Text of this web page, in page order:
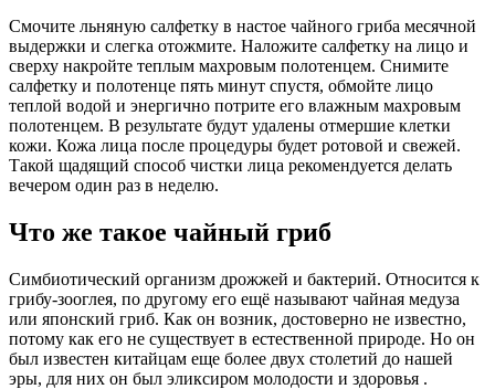
Смочите льняную салфетку в настое чайного гриба месячной
выдержки и слегка отожмите. Наложите салфетку на лицо и
сверху накройте теплым махровым полотенцем. Снимите
салфетку и полотенце пять минут спустя, обмойте лицо
теплой водой и энергично потрите его влажным махровым
полотенцем. В результате будут удалены отмершие клетки
кожи. Кожа лица после процедуры будет ротовой и свежей.
Такой щадящий способ чистки лица рекомендуется делать
вечером один раз в неделю.
Что же такое чайный гриб
Симбиотический организм дрожжей и бактерий. Относится к
грибу-зооглея, по другому его ещё называют чайная медуза
или японский гриб. Как он возник, достоверно не известно,
потому как его не существует в естественной природе. Но он
был известен китайцам еще более двух столетий до нашей
эры, для них он был эликсиром молодости и здоровья .